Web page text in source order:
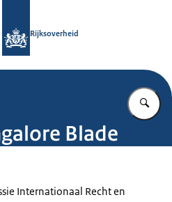
Rijksoverheid
Blade
Internationaal Recht en